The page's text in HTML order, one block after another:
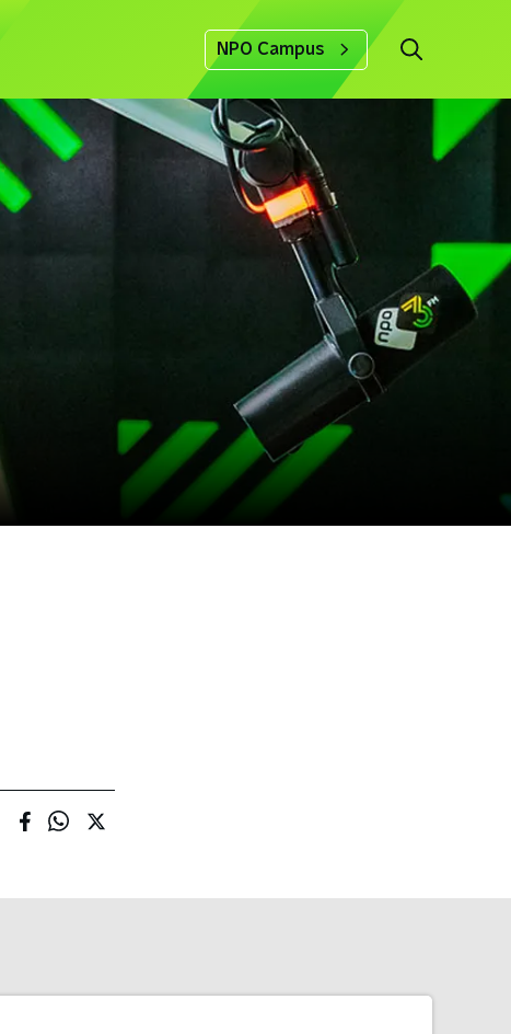
NPO Campus